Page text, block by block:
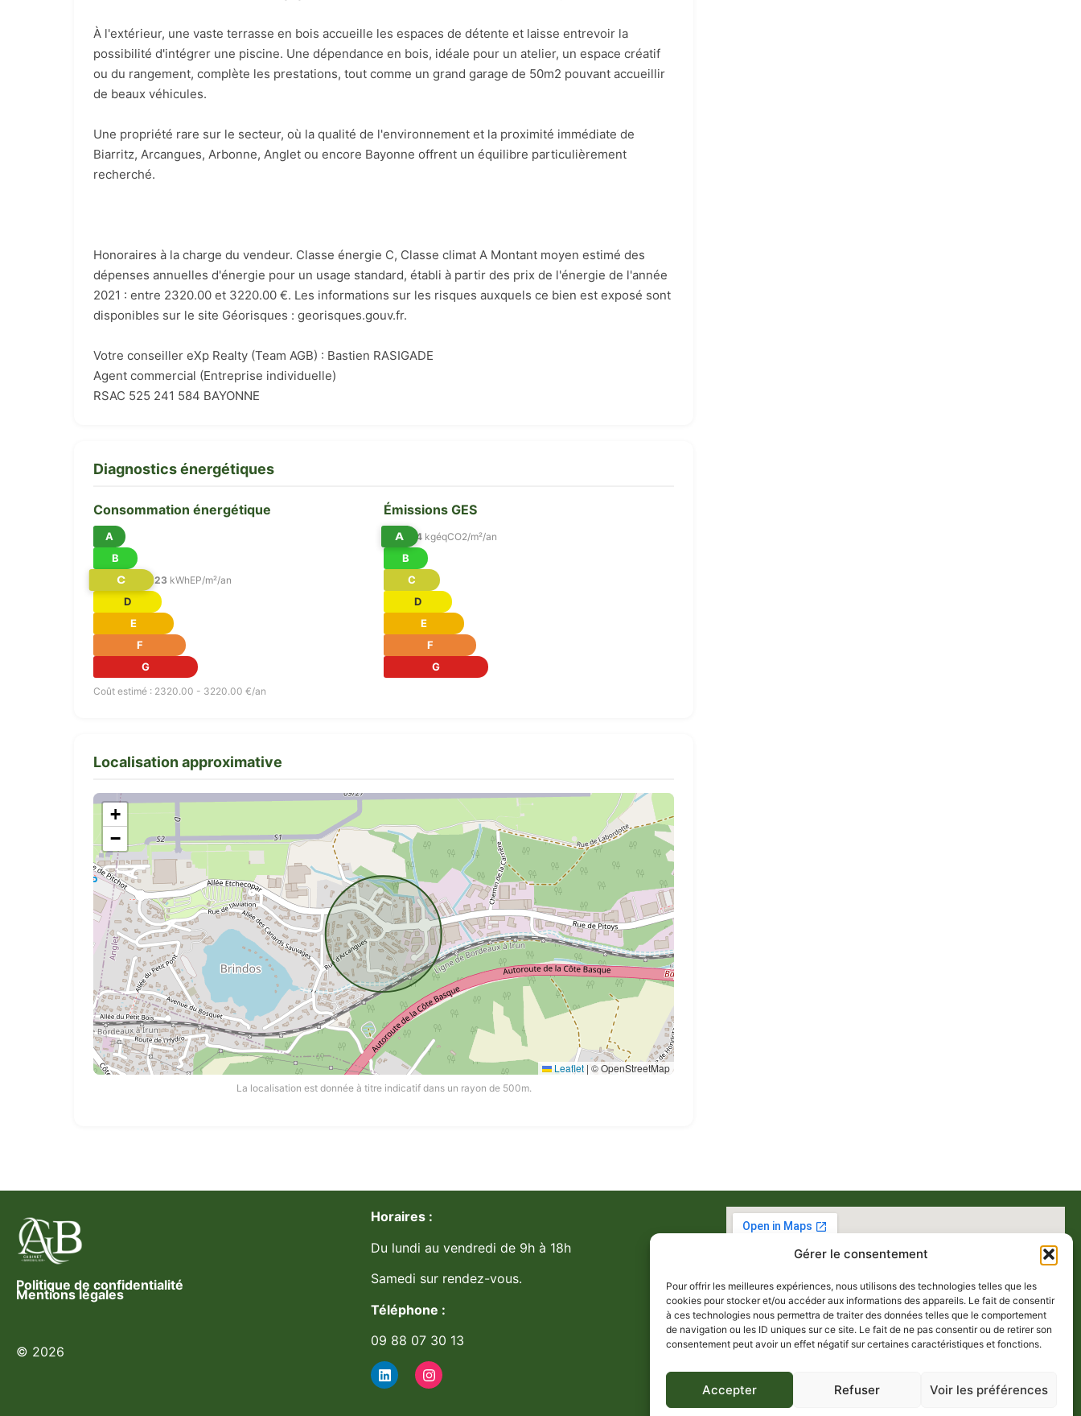
Gérer le consentement
Pour offrir les meilleures expériences, nous utilisons des technologies telles que les
cookies pour stocker et/ou accéder aux informations des appareils. Le fait de consentir
à ces technologies nous permettra de traiter des données telles que le comportement
de navigation ou les ID uniques sur ce site. Le fait de ne pas consentir ou de retirer son
consentement peut avoir un effet négatif sur certaines caractéristiques et fonctions.
Accepter Refuser Voir les préférences
À l'extérieur, une vaste terrasse en bois accueille les espaces de détente et laisse entrevoir la
possibilité d'intégrer une piscine. Une dépendance en bois, idéale pour un atelier, un espace créatif
ou du rangement, complète les prestations, tout comme un grand garage de 50m2 pouvant accueillir
de beaux véhicules.
Une propriété rare sur le secteur, où la qualité de l'environnement et la proximité immédiate de
Biarritz, Arcangues, Arbonne, Anglet ou encore Bayonne offrent un équilibre particulièrement
recherché.
Honoraires à la charge du vendeur. Classe énergie C, Classe climat A Montant moyen estimé des
dépenses annuelles d'énergie pour un usage standard, établi à partir des prix de l'énergie de l'année
2021 : entre 2320.00 et 3220.00 €. Les informations sur les risques auxquels ce bien est exposé sont
disponibles sur le site Géorisques : georisques.gouv.fr.
Votre conseiller eXp Realty (Team AGB) : Bastien RASIGADE
Agent commercial (Entreprise individuelle)
RSAC 525 241 584 BAYONNE
Diagnostics énergétiques
Consommation énergétique
A
B
C
123 kWhEP/m²/an
D
E
F
G
Coût estimé : 2320.00 - 3220.00 €/an
Émissions GES
A 4 kgéqCO2/m²/an
B
C
D
E
F
G
Localisation approximative
+
−
Leaflet | © OpenStreetMap
La localisation est donnée à titre indicatif dans un rayon de 500m.
Politique de confidentialité
Mentions légales
© 2026
Horaires :
Du lundi au vendredi de 9h à 18h
Samedi sur rendez-vous.
Téléphone :
09 88 07 30 13